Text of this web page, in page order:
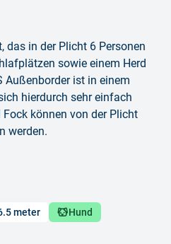
das in der Plicht 6 Personen
sowie einem Herd
Außenborder ist in einem
hierdurch sehr einfach
können von der Plicht
werden.
meter
Hund